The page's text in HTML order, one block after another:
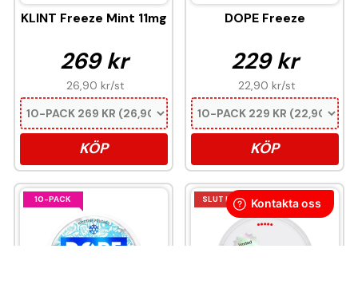
KLINT Freeze Mint 11mg
269 kr
26,90 kr/st
KÖP
DOPE Freeze
229 kr
22,90 kr/st
KÖP
10-PACK SLUT I LAGER